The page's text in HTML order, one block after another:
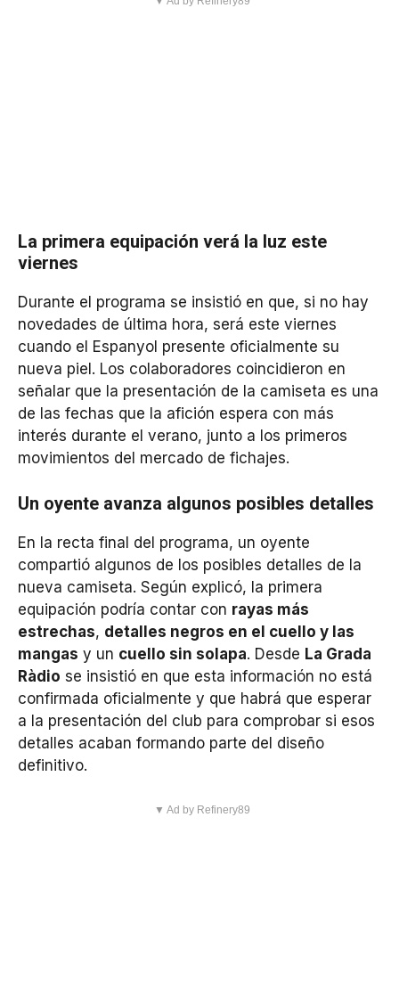
La primera equipación verá la luz este
viernes
Durante el programa se insistió en que, si no hay
novedades de última hora, será este viernes
cuando el Espanyol presente oficialmente su
nueva piel. Los colaboradores coincidieron en
señalar que la presentación de la camiseta es una
de las fechas que la afición espera con más
interés durante el verano, junto a los primeros
movimientos del mercado de fichajes.
Un oyente avanza algunos posibles detalles
En la recta final del programa, un oyente
compartió algunos de los posibles detalles de la
nueva camiseta. Según explicó, la primera
equipación podría contar con rayas más
estrechas, detalles negros en el cuello y las
mangas y un cuello sin solapa. Desde La Grada
Ràdio se insistió en que esta información no está
confirmada oficialmente y que habrá que esperar
a la presentación del club para comprobar si esos
detalles acaban formando parte del diseño
definitivo.
▼ Ad by Refinery89